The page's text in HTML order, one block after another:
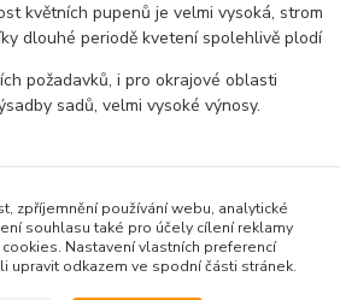
květních pupenů je velmi vysoká, strom
dlouhé periodě kvetení spolehlivě plodí
požadavků, i pro okrajové oblasti
sadů, velmi vysoké výnosy.
zpříjemnění používání webu, analytické
souhlasu také pro účely cílení reklamy
Nastavení vlastních preferencí
upravit odkazem ve spodní části stránek.